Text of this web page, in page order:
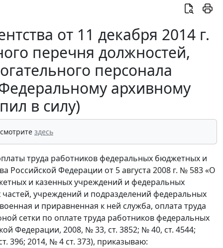
от 11 декабря 2014 г.
перечня должностей,
персонала
архивному
в силу)
здесь
труда работников федеральных бюджетных и
Российской Федерации от 5 августа 2008 г. № 583 «О
и казенных учреждений и федеральных
частей, учреждений и подразделений федеральных
и приравненная к ней служба, оплата труда
сетки по оплате труда работников федеральных
Федерации, 2008, № 33, ст. 3852; № 40, ст. 4544;
396; 2014, № 4 ст. 373), приказываю: